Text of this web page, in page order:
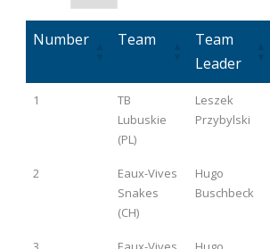
Number Team
Team
Leader
Number
Team
Team
Leader
1
TB
Lubuskie
(PL)
Leszek
Przybylski
2
Eaux-Vives
Snakes
(CH)
Hugo
Buschbeck